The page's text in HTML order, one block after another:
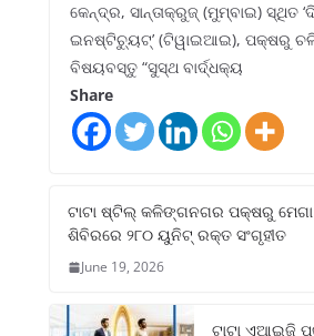
କେନ୍ଦ୍ର, ସାନ୍ତାକ୍ରୁଜ୍ (ମୁମ୍ବାଇ) ସ୍ଥିତ
ଇନଷ୍ଟିଚ୍ୟୁଟ୍‌’ (ଟିୱାଇଆଇ), ପକ୍ଷରୁ
ବିଷୟବସ୍ତୁ “ସୁସ୍ଥ ବାର୍ଦ୍ଧକ୍ୟ
Share
ଟାଟା ଷ୍ଟିଲ୍‌ କଳିଙ୍ଗନଗର ପକ୍ଷରୁ
ଶିବିରରେ ୨୮୦ ୟୁନିଟ୍‌ ରକ୍ତ ସଂଗୃହୀତ
June 19, 2026
ଟାଟା ଏଆଇଜି